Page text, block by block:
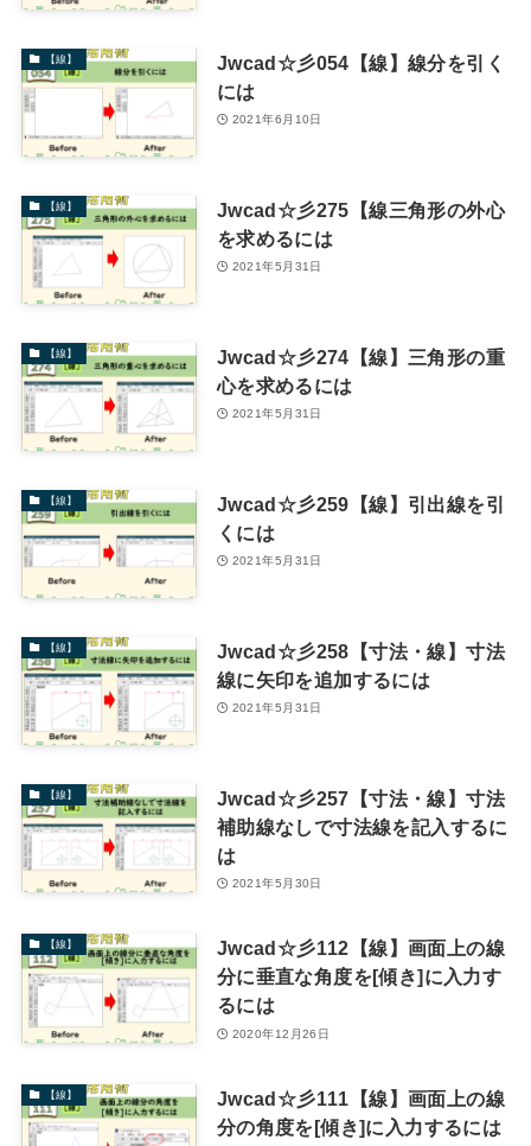
【線】
Jwcad☆彡054【線】線分を引く
には
2021年6月10日
【線】
Jwcad☆彡275【線三角形の外心
を求めるには
2021年5月31日
【線】
Jwcad☆彡274【線】三角形の重
心を求めるには
2021年5月31日
【線】
Jwcad☆彡259【線】引出線を引
くには
2021年5月31日
【線】
Jwcad☆彡258【寸法・線】寸法
線に矢印を追加するには
2021年5月31日
【線】
Jwcad☆彡257【寸法・線】寸法
補助線なしで寸法線を記入するに
は
2021年5月30日
【線】
Jwcad☆彡112【線】画面上の線
分に垂直な角度を[傾き]に入力す
るには
2020年12月26日
【線】
Jwcad☆彡111【線】画面上の線
分の角度を[傾き]に入力するには